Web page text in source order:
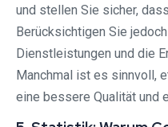
und stellen Sie sicher,
Berücksichtigen Sie
Dienstleistungen und die
Manchmal ist es sinnvoll,
eine bessere Qualität und